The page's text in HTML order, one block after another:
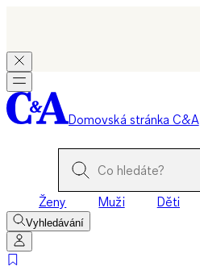
Domovská stránka C&A
Ženy Muži Děti
Vyhledávání